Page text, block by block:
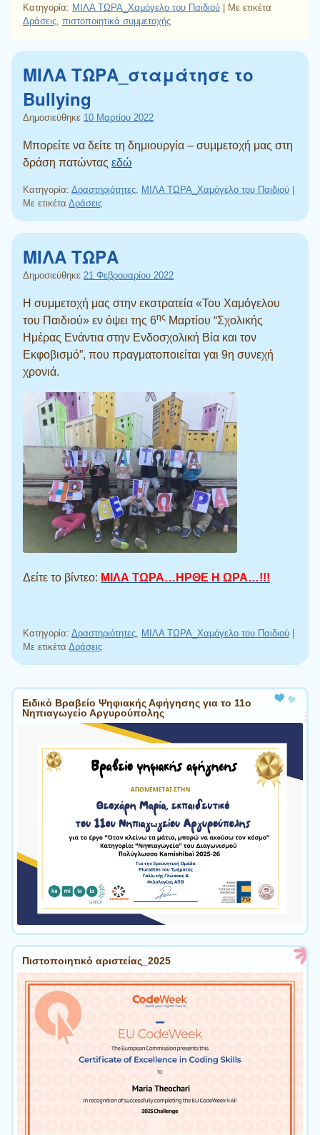
Κατηγορία: ΜΙΛΑ ΤΩΡΑ_Χαμόγελο του Παιδιού
Με ετικέτα
Δράσεις, πιστοποιητικά συμμετοχής
ΜΙΛΑ ΤΩΡΑ_σταμάτησε το
Bullying
Δημοσιεύθηκε 10 Μαρτίου 2022
Μπορείτε να δείτε τη δημιουργία – συμμετοχή μας στη
δράση πατώντας εδώ
Κατηγορία: Δραστηριότητες, ΜΙΛΑ ΤΩΡΑ_Χαμόγελο του Παιδιού
Με ετικέτα Δράσεις
ΜΙΛΑ ΤΩΡΑ
Δημοσιεύθηκε 21 Φεβρουαρίου 2022
Η συμμετοχή μας στην εκστρατεία «Του Χαμόγελου
του Παιδιού» εν όψει της 6ης Μαρτίου “Σχολικής
Ημέρας Ενάντια στην Ενδοσχολική Βία και τον
Εκφοβισμό”, που πραγματοποιείται γαι 9η συνεχή
χρονιά.
Δείτε το βίντεο: ΜΙΛΑ ΤΩΡΑ…ΗΡΘΕ Η ΩΡΑ…!!!
Κατηγορία: Δραστηριότητες, ΜΙΛΑ ΤΩΡΑ_Χαμόγελο του Παιδιού
Με ετικέτα Δράσεις
Πλοήγηση άρθρων
Ειδικό Βραβείο Ψηφιακής Αφήγησης για το 11ο
Νηπιαγωγείο Αργυρούπολης
Πιστοποιητικό αριστείας_2025